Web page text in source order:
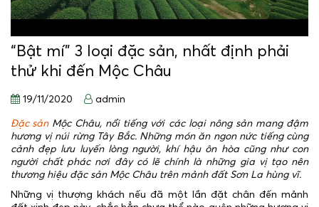
“Bật mí” 3 loại đặc sản, nhất định phải
thử khi đến Mộc Châu
19/11/2020 admin
Đặc sảnMộc Châu, nổi tiếng với các loại nông sản mang đậm
hương vị núi rừng Tây Bắc. Những món ăn ngon nức tiếng cùng
cảnh đẹp lưu luyến lòng người, khí hậu ôn hòa cũng như con
người chất phác nơi đây có lẽ chính là những gia vị tạo nên
thương hiệu đặc sản Mộc Châu trên mảnh đất Sơn La hùng vĩ.
Những vị thượng khách nếu đã một lần đặt chân đến mảnh